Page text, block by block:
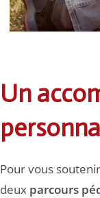
Un
Pour vous
deux parcours